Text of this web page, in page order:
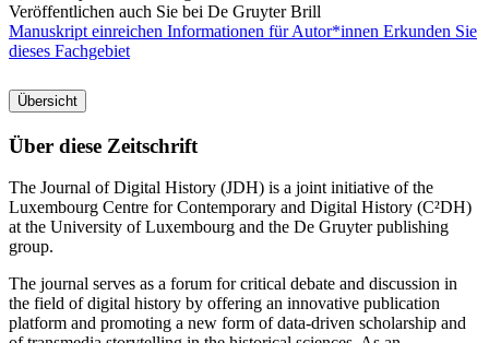
Veröffentlichen auch Sie bei De Gruyter Brill
Manuskript einreichen Informationen für Autor*innen Erkunden Sie
dieses Fachgebiet
Übersicht
Über diese Zeitschrift
The Journal of Digital History (JDH) is a joint initiative of the
Luxembourg Centre for Contemporary and Digital History (C²DH)
at the University of Luxembourg and the De Gruyter publishing
group.
The journal serves as a forum for critical debate and discussion in
the field of digital history by offering an innovative publication
platform and promoting a new form of data-driven scholarship and